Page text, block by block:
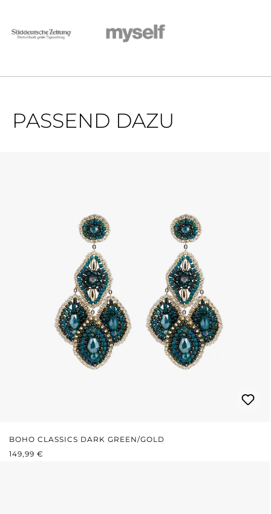
PASSEND DAZU
BOHO CLASSICS DARK GREEN/GOLD
REGULÄRER PREIS:
149,99 €